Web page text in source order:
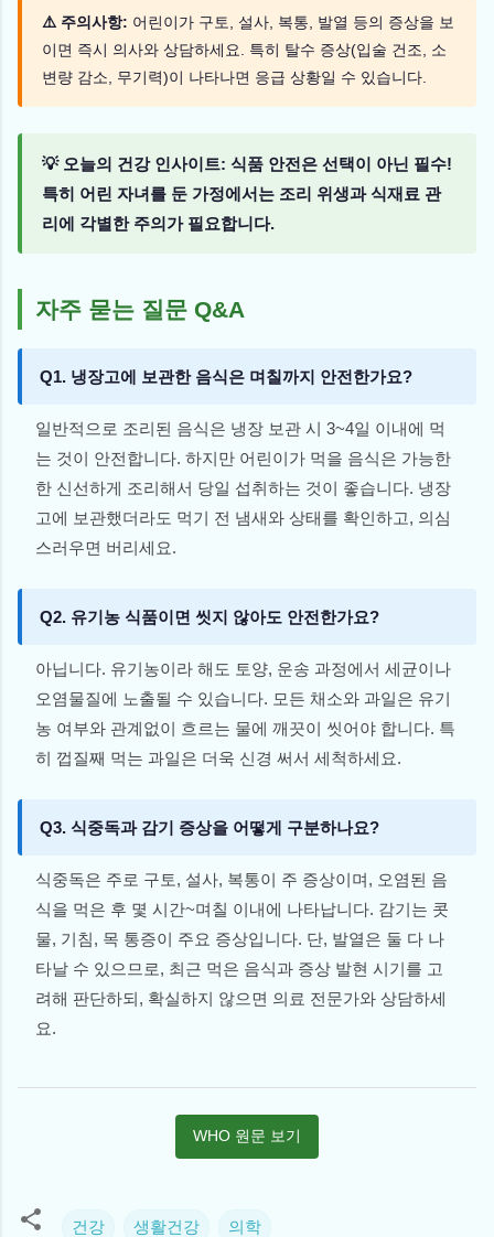
⚠️ 주의사항: 어린이가 구토, 설사, 복통, 발열 등의 증상을 보
이면 즉시 의사와 상담하세요. 특히 탈수 증상(입술 건조, 소
변량 감소, 무기력)이 나타나면 응급 상황일 수 있습니다.
💡 오늘의 건강 인사이트: 식품 안전은 선택이 아닌 필수!
특히 어린 자녀를 둔 가정에서는 조리 위생과 식재료 관
리에 각별한 주의가 필요합니다.
자주 묻는 질문 Q&A
Q1. 냉장고에 보관한 음식은 며칠까지 안전한가요?
일반적으로 조리된 음식은 냉장 보관 시 3~4일 이내에 먹
는 것이 안전합니다. 하지만 어린이가 먹을 음식은 가능한
한 신선하게 조리해서 당일 섭취하는 것이 좋습니다. 냉장
고에 보관했더라도 먹기 전 냄새와 상태를 확인하고, 의심
스러우면 버리세요.
Q2. 유기농 식품이면 씻지 않아도 안전한가요?
아닙니다. 유기농이라 해도 토양, 운송 과정에서 세균이나
오염물질에 노출될 수 있습니다. 모든 채소와 과일은 유기
농 여부와 관계없이 흐르는 물에 깨끗이 씻어야 합니다. 특
히 껍질째 먹는 과일은 더욱 신경 써서 세척하세요.
Q3. 식중독과 감기 증상을 어떻게 구분하나요?
식중독은 주로 구토, 설사, 복통이 주 증상이며, 오염된 음
식을 먹은 후 몇 시간~며칠 이내에 나타납니다. 감기는 콧
물, 기침, 목 통증이 주요 증상입니다. 단, 발열은 둘 다 나
타날 수 있으므로, 최근 먹은 음식과 증상 발현 시기를 고
려해 판단하되, 확실하지 않으면 의료 전문가와 상담하세
요.
WHO 원문 보기
건강 생활건강 의학